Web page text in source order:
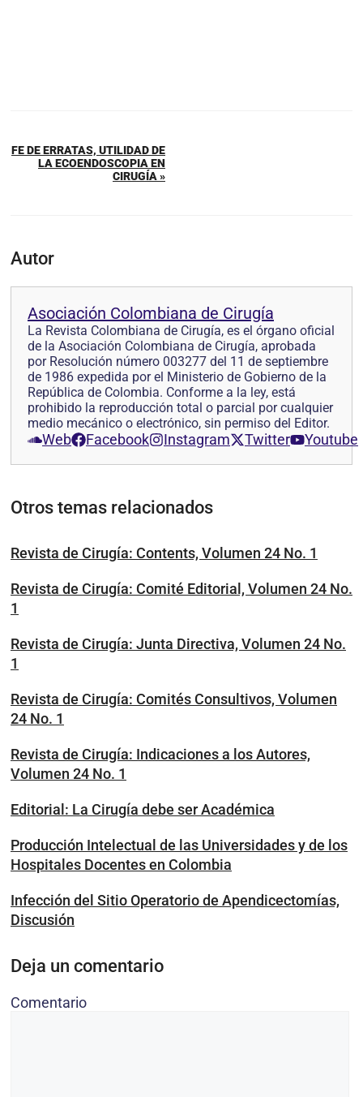
FE DE ERRATAS, UTILIDAD DE
LA ECOENDOSCOPIA EN
CIRUGÍA »
Autor
Asociación Colombiana de Cirugía
La Revista Colombiana de Cirugía, es el órgano oficial
de la Asociación Colombiana de Cirugía, aprobada
por Resolución número 003277 del 11 de septiembre
de 1986 expedida por el Ministerio de Gobierno de la
República de Colombia. Conforme a la ley, está
prohibido la reproducción total o parcial por cualquier
medio mecánico o electrónico, sin permiso del Editor.
Web Facebook Instagram Twitter Youtube
Otros temas relacionados
Revista de Cirugía: Contents, Volumen 24 No. 1
Revista de Cirugía: Comité Editorial, Volumen 24 No.
1
Revista de Cirugía: Junta Directiva, Volumen 24 No.
1
Revista de Cirugía: Comités Consultivos, Volumen
24 No. 1
Revista de Cirugía: Indicaciones a los Autores,
Volumen 24 No. 1
Editorial: La Cirugía debe ser Académica
Producción Intelectual de las Universidades y de los
Hospitales Docentes en Colombia
Infección del Sitio Operatorio de Apendicectomías,
Discusión
Deja un comentario
Comentario